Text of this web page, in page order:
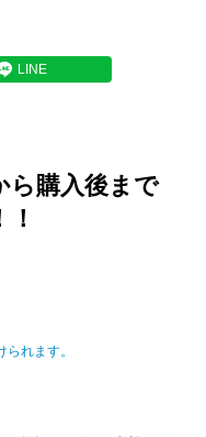
LINE
ら購入後まで
れます。